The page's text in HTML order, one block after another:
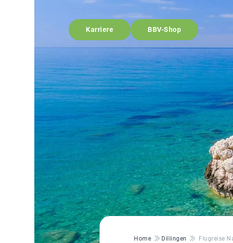
Karriere BBV-Shop
Pfadnavigation
Home Dillingen Flugreise